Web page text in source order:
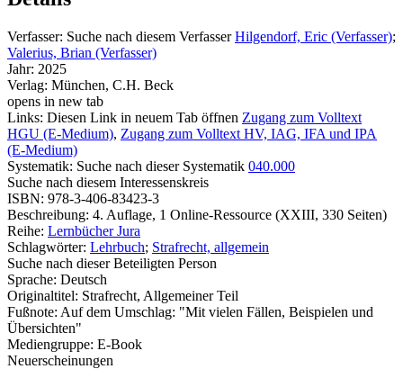
Verfasser: Suche nach diesem Verfasser Hilgendorf, Eric (Verfasser);
Valerius, Brian (Verfasser)
Jahr: 2025
Verlag: München, C.H. Beck
opens in new tab
Links: Diesen Link in neuem Tab öffnen Zugang zum Volltext
HGU (E-Medium), Zugang zum Volltext HV, IAG, IFA und IPA
(E-Medium)
Systematik: Suche nach dieser Systematik 040.000
Suche nach diesem Interessenskreis
ISBN: 978-3-406-83423-3
Beschreibung: 4. Auflage, 1 Online-Ressource (XXIII, 330 Seiten)
Reihe: Lernbücher Jura
Schlagwörter: Lehrbuch; Strafrecht, allgemein
Suche nach dieser Beteiligten Person
Sprache: Deutsch
Originaltitel: Strafrecht, Allgemeiner Teil
Fußnote: Auf dem Umschlag: "Mit vielen Fällen, Beispielen und
Übersichten"
Mediengruppe: E-Book
Neuerscheinungen